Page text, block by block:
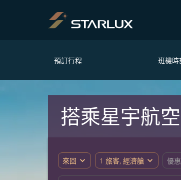
預訂行程 班機時
搭乘星宇航
來回 expand_more 1 旅客, 經濟艙 expand_more 優